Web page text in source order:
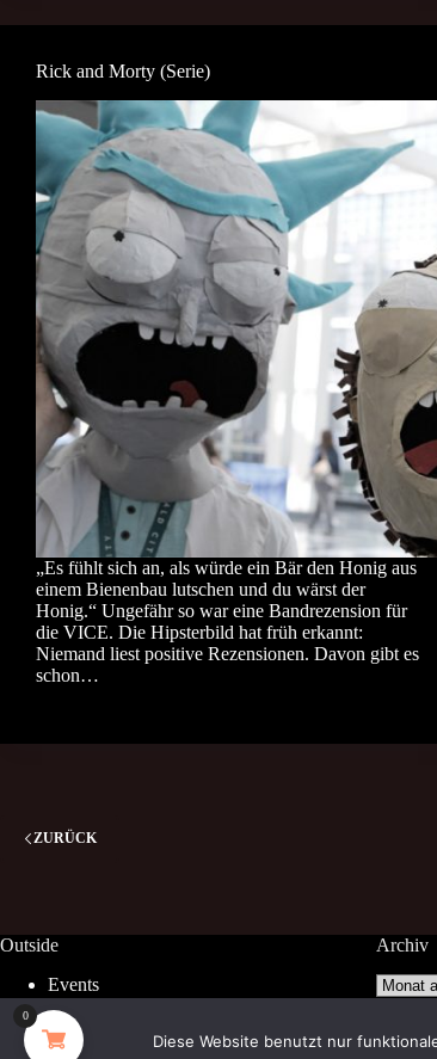
Rick and Morty (Serie)
„Es fühlt sich an, als würde ein Bär den Honig aus
einem Bienenbau lutschen und du wärst der
Honig.“ Ungefähr so war eine Bandrezension für
die VICE. Die Hipsterbild hat früh erkannt:
Niemand liest positive Rezensionen. Davon gibt es
schon…
ZURÜCK
Outside
Events
Facebook
Archiv
Archiv
0
Diese Website benutzt nur